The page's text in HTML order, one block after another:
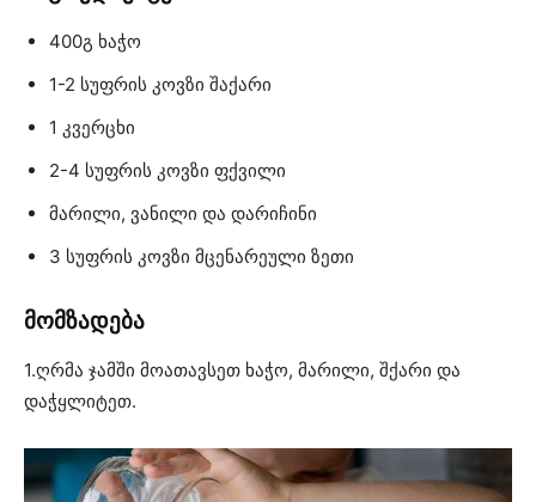
400გ ხაჭო
1-2 სუფრის კოვზი შაქარი
1 კვერცხი
2-4 სუფრის კოვზი ფქვილი
მარილი, ვანილი და დარიჩინი
3 სუფრის კოვზი მცენარეული ზეთი
მომზადება
1.ღრმა ჯამში მოათავსეთ ხაჭო, მარილი, შქარი და
დაჭყლიტეთ.